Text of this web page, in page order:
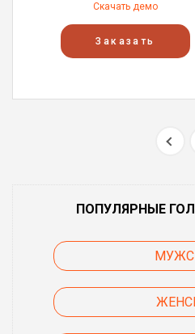
Скачать демо
Заказать
ПОПУЛЯРНЫЕ